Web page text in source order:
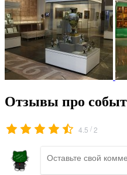
Отзывы про
4.5 /2